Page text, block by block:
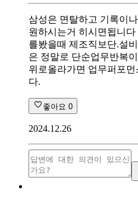
삼성은 면탈하고 기록이
원하시는거 히시면됩니
를봤을때 제조직보단.설
은 정말로 단순업무반복
위로올라가면 업무퍼포
다.
좋아요 0
2024.12.26